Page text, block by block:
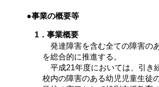
●事業の概要等
1．事業概要
発達障害を含む全ての障害の
を総合的に推進する。
平成21年度においては、引き
校内の障害のある幼児児童生徒